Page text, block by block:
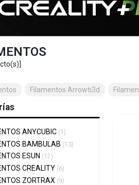
Filamentos Arrowti3d
ANYCUBIC 1
BAMBULAB 13
ESUN 12
CREALITY 6
ZORTRAX 9